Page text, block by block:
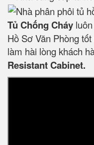
Tủ Chống Cháy
Hồ Sơ Văn Phòng
làm hài lòng khách
Resistant Cabinet.